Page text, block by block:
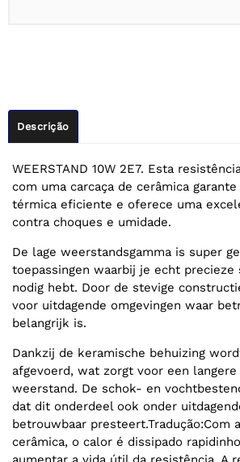
Descrição
WEERSTAND 10W 2E7. Esta
com uma carcaça de cerâmica
térmica eficiente e oferece uma
contra choques e umidade.
De lage weerstandsgamma is super
toepassingen waarbij je echt precieze
nodig hebt. Door de stevige
voor uitdagende omgevingen waar
belangrijk is.
Dankzij de keramische behuizing
afgevoerd, wat zorgt voor een
weerstand. De schok- en
dat dit onderdeel ook onder
betrouwbaar presteert.Tradução:Com
cerâmica, o calor é dissipado